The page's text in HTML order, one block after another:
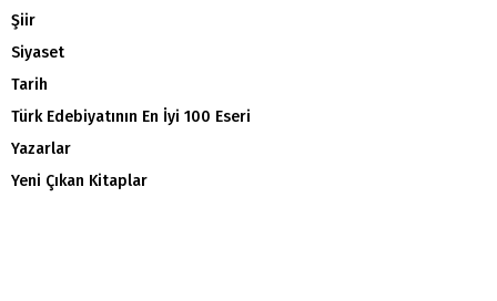
Şiir
Siyaset
Tarih
Türk Edebiyatının En İyi 100 Eseri
Yazarlar
Yeni Çıkan Kitaplar